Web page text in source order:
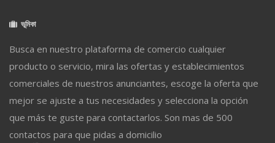
ভূমিকা
Busca en nuestro plataforma de comercio cualquier
producto o servicio, mira las ofertas y establecimientos
comerciales de nuestros anunciantes, escoge la oferta que
mejor se ajuste a tus necesidades y selecciona la opción
que más te guste para contactarlos. Son mas de 500
contactos para que pidas a domicilio